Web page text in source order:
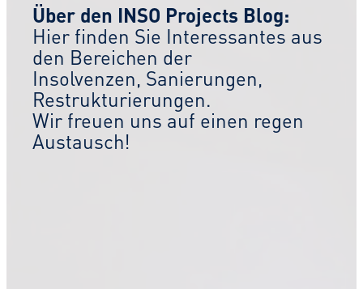
Über den INSO Projects Blog:
Hier finden Sie Interessantes aus
den Bereichen der
Insolvenzen, Sanierungen,
Restrukturierungen.
Wir freuen uns auf einen regen
Austausch!